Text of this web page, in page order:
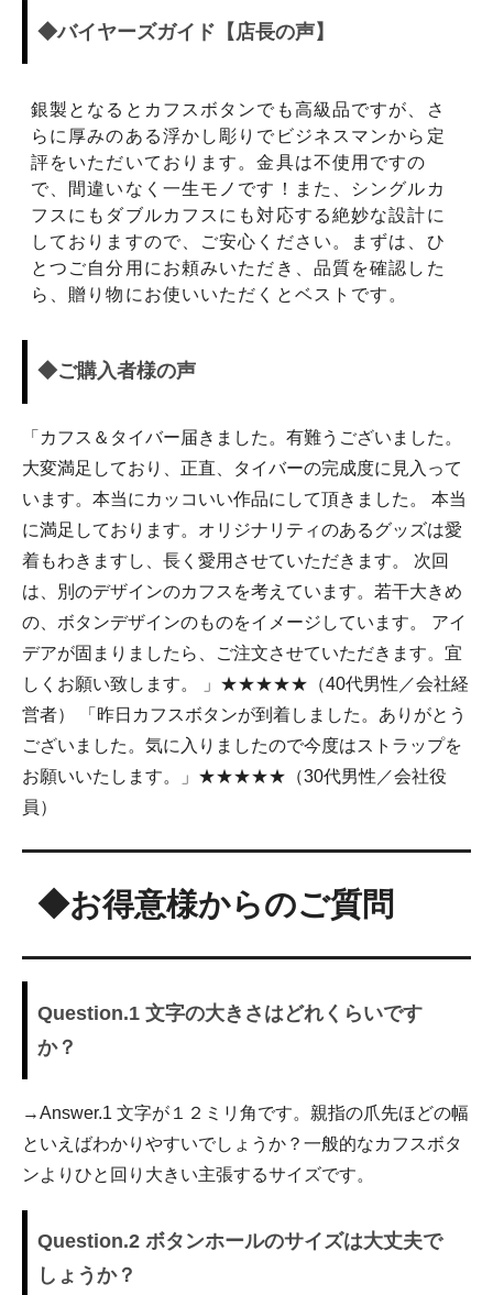
◆バイヤーズガイド【店長の声】
銀製となるとカフスボタンでも高級品ですが、さ
らに厚みのある浮かし彫りでビジネスマンから定
評をいただいております。金具は不使用ですの
で、間違いなく一生モノです！また、シングルカ
フスにもダブルカフスにも対応する絶妙な設計に
しておりますので、ご安心ください。まずは、ひ
とつご自分用にお頼みいただき、品質を確認した
ら、贈り物にお使いいただくとベストです。
◆ご購入者様の声
「カフス＆タイバー届きました。有難うございました。
大変満足しており、正直、タイバーの完成度に見入って
います。本当にカッコいい作品にして頂きました。 本当
に満足しております。オリジナリティのあるグッズは愛
着もわきますし、長く愛用させていただきます。 次回
は、別のデザインのカフスを考えています。若干大きめ
の、ボタンデザインのものをイメージしています。 アイ
デアが固まりましたら、ご注文させていただきます。宜
しくお願い致します。 」★★★★★（40代男性／会社経
営者） 「昨日カフスボタンが到着しました。ありがとう
ございました。気に入りましたので今度はストラップを
お願いいたします。」★★★★★（30代男性／会社役
員）
◆お得意様からのご質問
Question.1 文字の大きさはどれくらいです
か？
→Answer.1 文字が１２ミリ角です。親指の爪先ほどの幅
といえばわかりやすいでしょうか？一般的なカフスボタ
ンよりひと回り大きい主張するサイズです。
Question.2 ボタンホールのサイズは大丈夫で
しょうか？